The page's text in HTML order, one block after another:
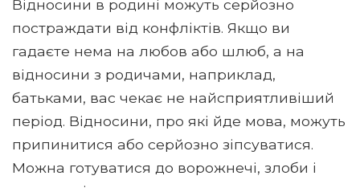
Відносини в родині можуть серйозно
постраждати від конфліктів. Якщо ви
гадаєте нема на любов або шлюб, а на
відносини з родичами, наприклад,
батьками, вас чекає не найсприятливіший
період. Відносини, про які йде мова, можуть
припинитися або серйозно зіпсуватися.
Можна готуватися до ворожнечі, злоби і